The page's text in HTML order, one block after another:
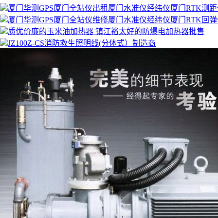
厦门华测GPS厦门全站仪出租厦门水准仪经纬仪厦门RTK测
厦门华测GPS厦门全站仪维修厦门水准仪经纬仪厦门RTK回
质优价廉的玉米油加热器 镇江裕太好的防爆电加热器批售
JZ100Z-CS消防救生照明线(分体式）制造商